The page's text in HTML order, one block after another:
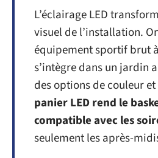
L’éclairage LED
visuel de l’installation.
équipement sportif brut
s’intègre dans un jardin
des options de couleur
panier LED rend le
compatible avec les
seulement les après-